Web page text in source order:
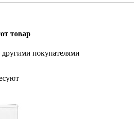
товар
покупателями